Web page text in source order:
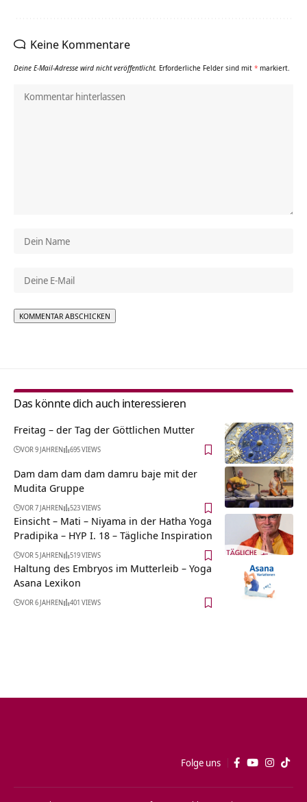
Keine Kommentare
Deine E-Mail-Adresse wird nicht veröffentlicht. Erforderliche Felder sind mit * markiert.
Das könnte dich auch interessieren
Freitag – der Tag der Göttlichen Mutter
VOR 9 JAHREN 695 VIEWS
Dam dam dam dam damru baje mit der
Mudita Gruppe
VOR 7 JAHREN 523 VIEWS
Einsicht – Mati – Niyama in der Hatha Yoga
Pradipika – HYP I. 18 – Tägliche Inspiration
VOR 5 JAHREN 519 VIEWS
Haltung des Embryos im Mutterleib – Yoga
Asana Lexikon
VOR 6 JAHREN 401 VIEWS
Folge uns